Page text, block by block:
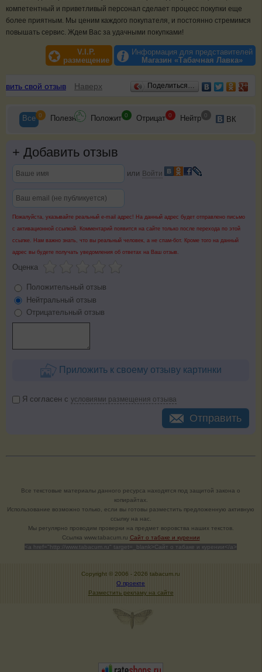
компетентный и приветливый персонал сделает процесс покупки еще
более приятным. Мы ценим каждого покупателя, и постоянно стремимся
повышать сервис. Ждем Вас за удачными покупками!
V.I.P.
размещение
Информация для представителей
Магазин «Табачная Лавка»
Отзывы
свой отзыв Наверх Поделиться…
Все 0 Полезн Положит 0 Отрицат 0 Нейтр 0 ВК
+ Добавить отзыв
или Войти
Пожалуйста, указывайте реальный e-mail адрес! На данный адрес будет отправлено письмо
с активационной ссылкой. Комментарий появится на сайте только после перехода по этой
ссылке. Нам важно знать, что вы реальный человек, а не спам-бот. Кроме того на данный
адрес вы будете получать уведомления об ответах на Ваш отзыв.
Оценка
Положительный отзыв
Нейтральный отзыв
Отрицательный отзыв
Приложить к своему отзыву картинки
Я согласен с условиями размещения отзыва
Отправить
Все текстовые материалы данного ресурса находятся под защитой закона о
копирайтах.
Использование возможно только, если вы готовы разместить предложенную активную
ссылку на нас.
Мы регулярно проводим проверки на предмет воровства наших текстов.
Cсылка www.tabacum.ru Сайт о табаке и курении
<a href="http://www.tabacum.ru" target=_blank>Сайт о табаке и курении</a>
Copyright © 2006 - 2026 tabacum.ru
О проекте
Разместить рекламу на сайте